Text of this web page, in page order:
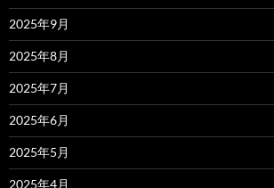
2025年9月
2025年8月
2025年7月
2025年6月
2025年5月
2025年4月